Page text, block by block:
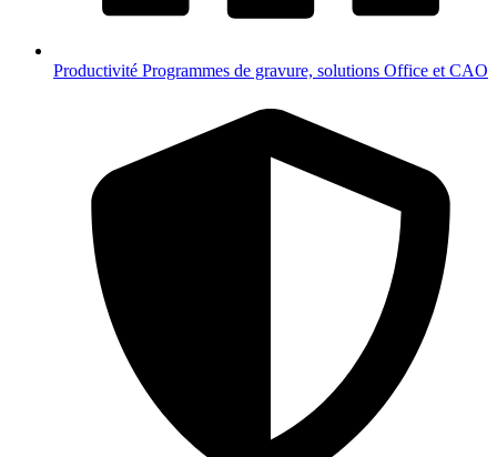
Productivité Programmes de gravure, solutions Office et CAO